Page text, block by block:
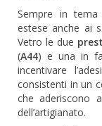
Sempre in tema
estese anche ai
Vetro le due
(A44) e una in
incentivare
consistenti in un
che aderiscono
dell’artigianato.